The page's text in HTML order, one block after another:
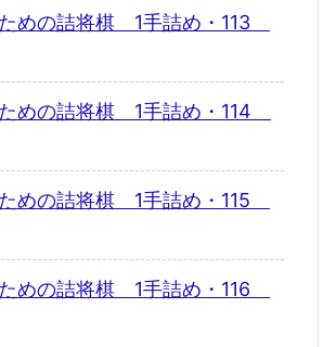
めの詰将棋 1手詰め・113
めの詰将棋 1手詰め・114
めの詰将棋 1手詰め・115
めの詰将棋 1手詰め・116